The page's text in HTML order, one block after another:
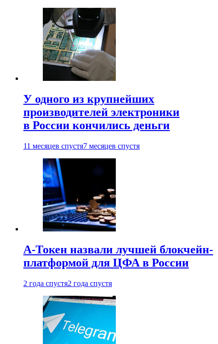
У одного из крупнейших
производителей электроники
в России кончились деньги
11 месяцев спустя7 месяцев спустя
А-Токен назвали лучшей блокчейн-
платформой для ЦФА в России
2 года спустя2 года спустя